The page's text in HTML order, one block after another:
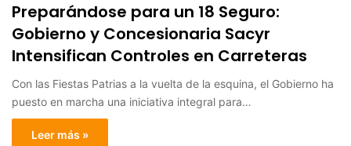
Preparándose para un 18 Seguro:
Gobierno y Concesionaria Sacyr
Intensifican Controles en Carreteras
Con las Fiestas Patrias a la vuelta de la esquina, el Gobierno ha
puesto en marcha una iniciativa integral para…
Leer más »